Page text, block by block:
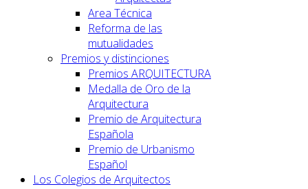
Area Técnica
Reforma de las
mutualidades
Premios y distinciones
Premios ARQUITECTURA
Medalla de Oro de la
Arquitectura
Premio de Arquitectura
Española
Premio de Urbanismo
Español
Los Colegios de Arquitectos